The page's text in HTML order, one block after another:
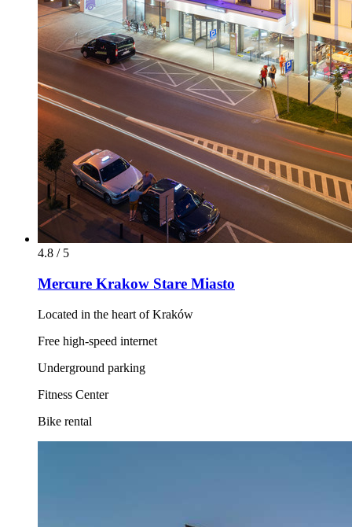
4.8 / 5
Mercure Krakow Stare Miasto
Located in the heart of Kraków
Free high-speed internet
Underground parking
Fitness Center
Bike rental